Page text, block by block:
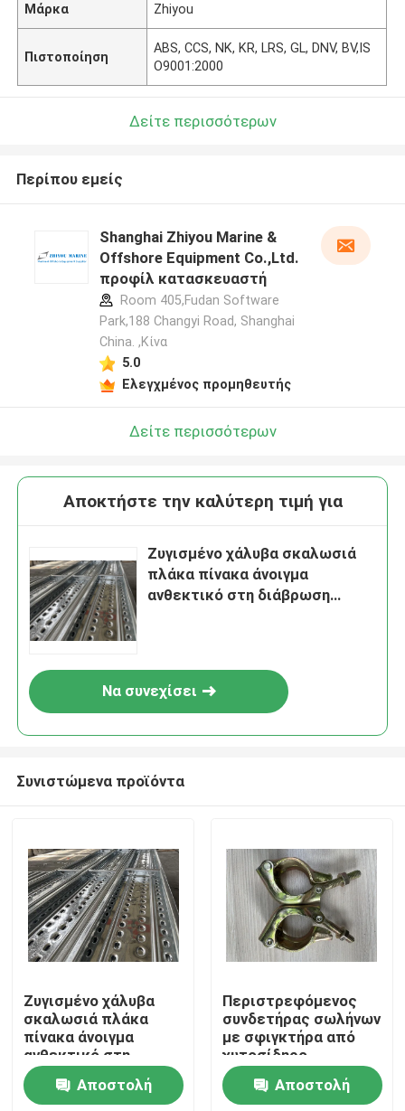
Αρχική Σελίδα
Προϊόντα
Σχετικά με εμάς
Μάρκα Zhiyou
Πιστοποίηση
ABS, CCS, NK, KR, LRS, GL, DNV, BV,IS
O9001:2000
Δείτε περισσότερων
Περίπου εμείς
Shanghai Zhiyou Marine &
Offshore Equipment Co.,Ltd.
προφίλ κατασκευαστή
Room 405,Fudan Software
Park,188 Changyi Road, Shanghai
China. ,Κίνα
5.0
Ελεγχμένος προμηθευτής
Δείτε περισσότερων
Αποκτήστε την καλύτερη τιμή για
Ζυγισμένο χάλυβα σκαλωσιά
πλάκα πίνακα άνοιγμα
ανθεκτικό στη διάβρωση
Να συνεχίσει
Συνιστώμενα προϊόντα
Ζυγισμένο χάλυβα
σκαλωσιά πλάκα
πίνακα άνοιγμα
ανθεκτικό στη
διάβρωση
προσαρμόσιμο
Αποστολή
Περιστρεφόμενος
συνδετήρας σωλήνων
με σφιγκτήρα από
χυτοσίδηρο
διαμέτρου 48 mm για
ικριώματαΑποστολή